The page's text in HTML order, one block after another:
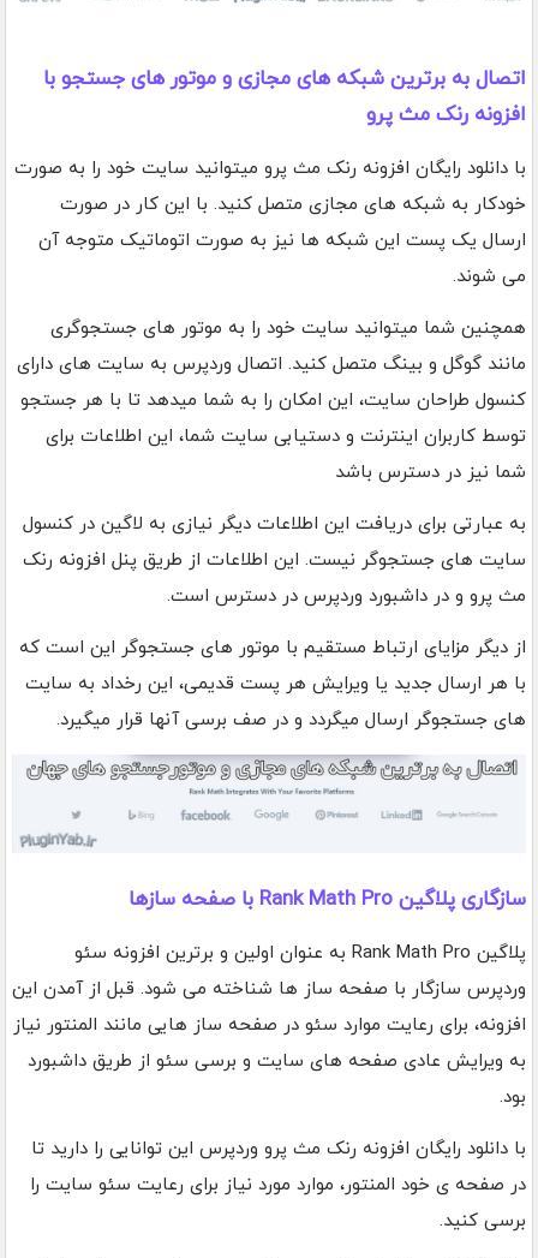
اتصال به برترین شبکه های مجازی و موتور های جستجو با
افزونه رنک مث پرو
با دانلود رایگان افزونه رنک مث پرو میتوانید سایت خود را به صورت
خودکار به شبکه های مجازی متصل کنید. با این کار در صورت
ارسال یک پست این شبکه ها نیز به صورت اتوماتیک متوجه آن
می شوند.
همچنین شما میتوانید سایت خود را به موتور های جستجوگری
مانند گوگل و بینگ متصل کنید. اتصال وردپرس به سایت های دارای
کنسول طراحان سایت، این امکان را به شما میدهد تا با هر جستجو
توسط کاربران اینترنت و دستیابی سایت شما، این اطلاعات برای
شما نیز در دسترس باشد
به عبارتی برای دریافت این اطلاعات دیگر نیازی به لاگین در کنسول
سایت های جستجوگر نیست. این اطلاعات از طریق پنل افزونه رنک
مث پرو و در داشبورد وردپرس در دسترس است.
از دیگر مزایای ارتباط مستقیم با موتور های جستجوگر این است که
با هر ارسال جدید یا ویرایش هر پست قدیمی، این رخداد به سایت
های جستجوگر ارسال میگردد و در صف برسی آنها قرار میگیرد.
سازگاری پلاگین Rank Math Pro با صفحه سازها
پلاگین Rank Math Pro به عنوان اولین و برترین افزونه سئو
وردپرس سازگار با صفحه ساز ها شناخته می شود. قبل از آمدن این
افزونه، برای رعایت موارد سئو در صفحه ساز هایی مانند المنتور نیاز
به ویرایش عادی صفحه های سایت و برسی سئو از طریق داشبورد
بود.
با دانلود رایگان افزونه رنک مث پرو وردپرس این توانایی را دارید تا
در صفحه ی خود المنتور، موارد مورد نیاز برای رعایت سئو سایت را
برسی کنید.